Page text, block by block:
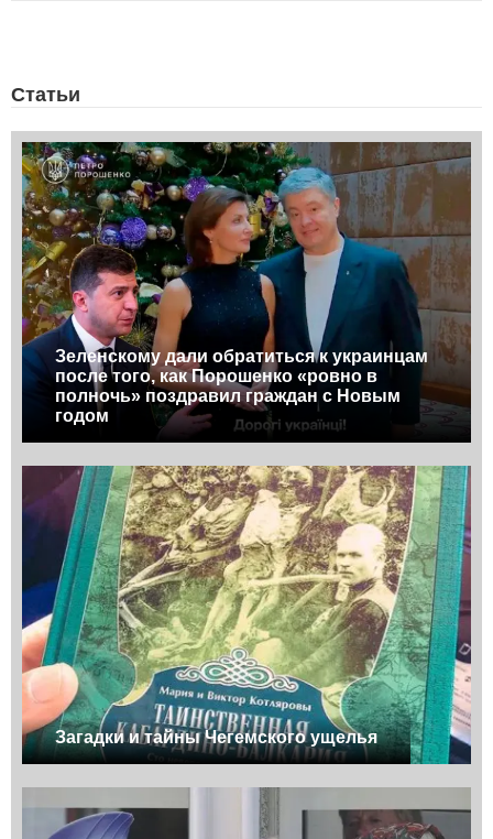
Статьи
Зеленскому дали обратиться к украинцам
после того, как Порошенко «ровно в
полночь» поздравил граждан с Новым
годом
Загадки и тайны Чегемского ущелья